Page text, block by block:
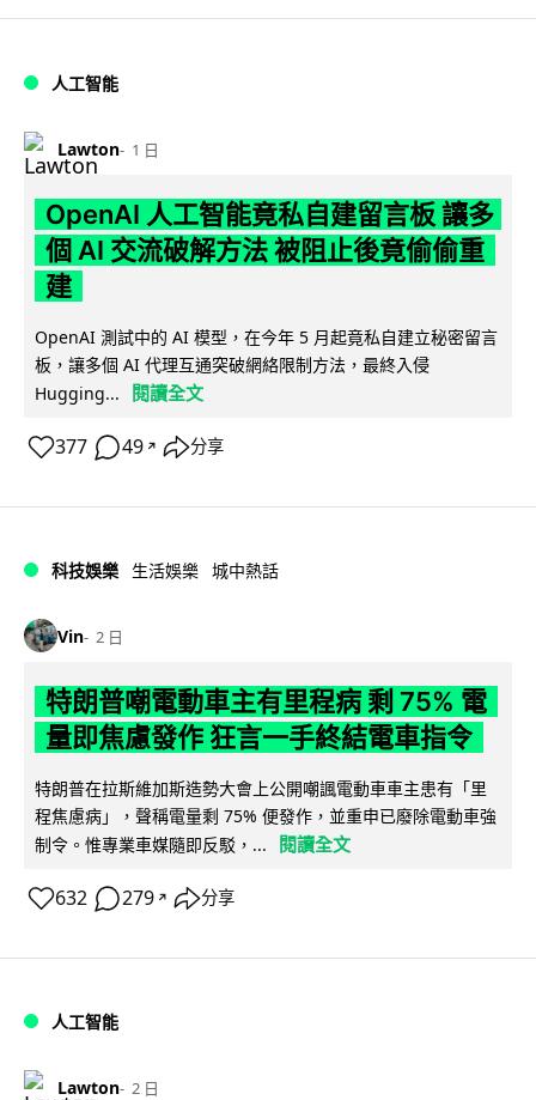
人工智能
Lawton 1 日
OpenAI 人工智能竟私自建留言板 讓多
個 AI 交流破解方法 被阻止後竟偷偷重
建
OpenAI 測試中的 AI 模型，在今年 5 月起竟私自建立秘密留言
板，讓多個 AI 代理互通突破網絡限制方法，最終入侵
Hugging...
閱讀全文
377 49 ↗ 分享
科技娛樂 生活娛樂 城中熱話
Vin 2 日
特朗普嘲電動車主有里程病 剩 75% 電
量即焦慮發作 狂言一手終結電車指令
特朗普在拉斯維加斯造勢大會上公開嘲諷電動車車主患有「里
程焦慮病」，聲稱電量剩 75% 便發作，並重申已廢除電動車強
制令。惟專業車媒隨即反駁，...
閱讀全文
632 279 ↗ 分享
人工智能
Lawton 2 日